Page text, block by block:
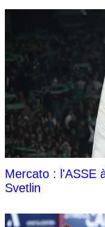
Mercato : l'ASSE
Svetlin